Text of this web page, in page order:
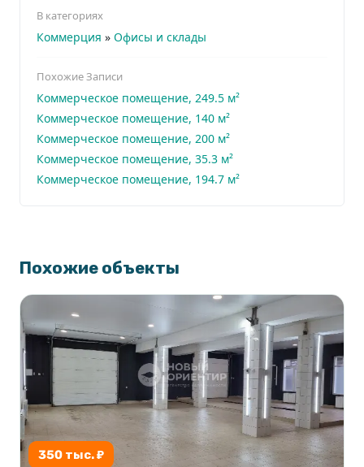
В категориях
Коммерция » Офисы и склады
Похожие Записи
Коммерческое помещение, 249.5 м²
Коммерческое помещение, 140 м²
Коммерческое помещение, 200 м²
Коммерческое помещение, 35.3 м²
Коммерческое помещение, 194.7 м²
Похожие объекты
350 тыс. ₽